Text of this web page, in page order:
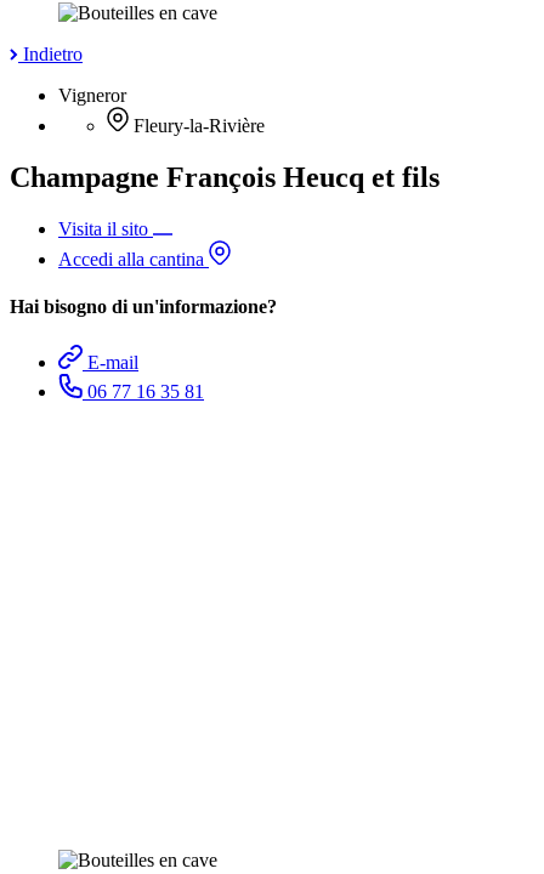
Indietro
Vigneror
Fleury-la-Rivière
Champagne François Heucq et fils
Visita il sito
Accedi alla cantina
Hai bisogno di un'informazione?
E-mail
06 77 16 35 81